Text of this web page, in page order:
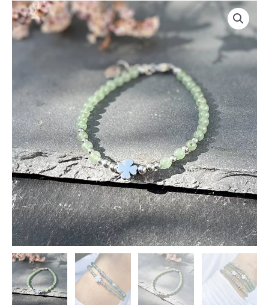
quantité
de
Bracelet
en